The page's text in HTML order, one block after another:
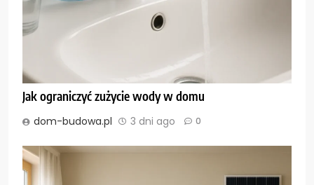
Jak ograniczyć zużycie wody w domu
dom-budowa.pl 3 dni ago 0